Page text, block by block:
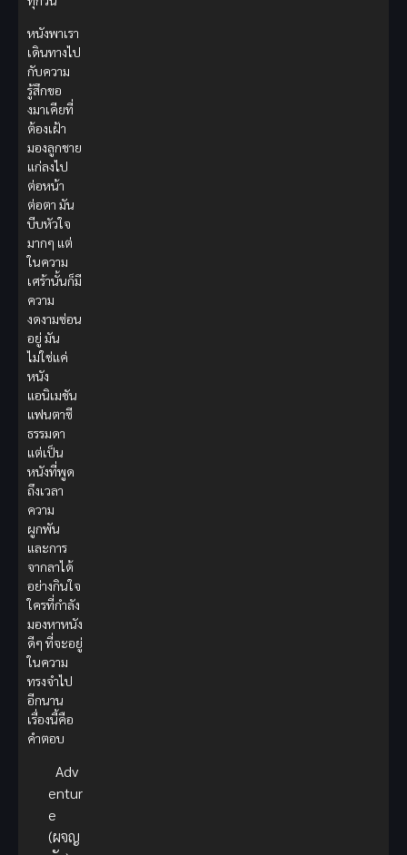
หนังพาเรา
เดินทางไป
กับความ
รู้สึกขอ
งมาเคียที่
ต้องเฝ้า
มองลูกชาย
แก่ลงไป
ต่อหน้า
ต่อตา มัน
บีบหัวใจ
มากๆ แต่
ในความ
เศร้านั้นก็มี
ความ
งดงามซ่อน
อยู่ มัน
ไม่ใช่แค่
หนัง
แอนิเมชัน
แฟนตาซี
ธรรมดา
แต่เป็น
หนังที่พูด
ถึงเวลา
ความ
ผูกพัน
และการ
จากลาได้
อย่างกินใจ
ใครที่กำลัง
มองหาหนัง
ดีๆ ที่จะอยู่
ในความ
ทรงจำไป
อีกนาน
เรื่องนี้คือ
คำตอบ
Adv
entur
e
(ผจญ